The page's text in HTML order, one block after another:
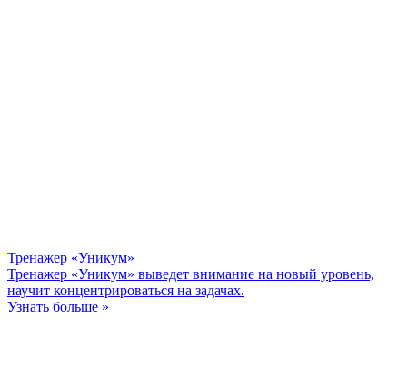
Тренажер «Уникум»
Тренажер «Уникум» выведет внимание на новый уровень,
научит концентрироваться на задачах.
Узнать больше »